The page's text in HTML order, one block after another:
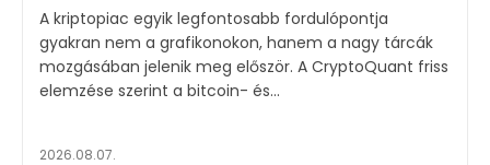
A kriptopiac egyik legfontosabb fordulópontja
gyakran nem a grafikonokon, hanem a nagy tárcák
mozgásában jelenik meg először. A CryptoQuant friss
elemzése szerint a bitcoin- és...
2026.08.07.